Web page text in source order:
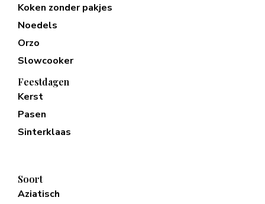
Koken zonder pakjes
Noedels
Orzo
Slowcooker
Feestdagen
Kerst
Pasen
Sinterklaas
Soort
Aziatisch